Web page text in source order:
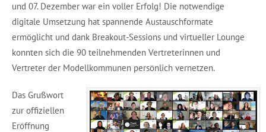
und 07. Dezember war ein voller Erfolg! Die notwendige
digitale Umsetzung hat spannende Austauschformate
ermöglicht und dank Breakout-Sessions und virtueller Lounge
konnten sich die 90 teilnehmenden Vertreterinnen und
Vertreter der Modellkommunen persönlich vernetzen.
Das Grußwort
zur offiziellen
Eröffnung